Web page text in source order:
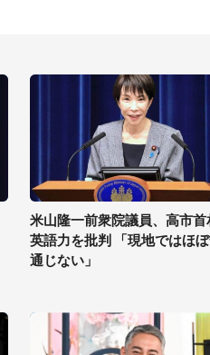
米山隆一前衆院議員、高市首
英語力を批判 「現地ではほぼ
通じない」